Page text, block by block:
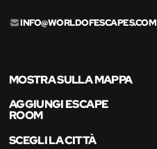
INFO@WORLDOFESCAPES.COM
MOSTRA SULLA MAPPA
AGGIUNGI ESCAPE
ROOM
SCEGLI LA CITTÀ